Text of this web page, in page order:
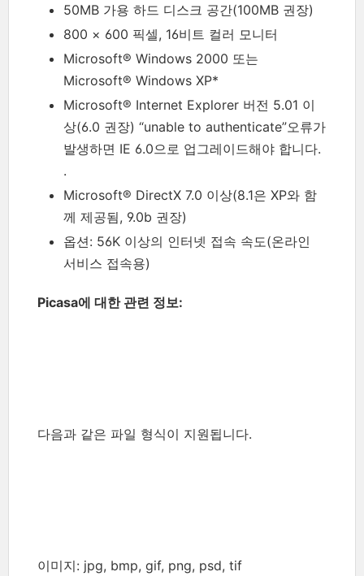
50MB 가용 하드 디스크 공간(100MB 권장)
800 × 600 픽셀, 16비트 컬러 모니터
Microsoft® Windows 2000 또는
Microsoft® Windows XP*
Microsoft® Internet Explorer 버전 5.01 이
상(6.0 권장) “unable to authenticate”오류가
발생하면 IE 6.0으로 업그레이드해야 합니다.
.
Microsoft® DirectX 7.0 이상(8.1은 XP와 함
께 제공됨, 9.0b 권장)
옵션: 56K 이상의 인터넷 접속 속도(온라인
서비스 접속용)
Picasa에 대한 관련 정보:
다음과 같은 파일 형식이 지원됩니다.
이미지: jpg, bmp, gif, png, psd, tif